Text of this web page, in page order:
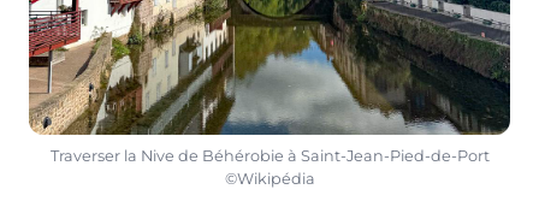
Traverser la Nive de Béhérobie à Saint-Jean-Pied-de-Port
©Wikipédia